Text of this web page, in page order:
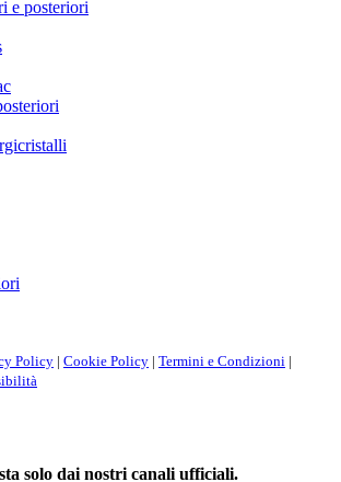
e posteriori
Policy | Cookie Policy | Termini e Condizioni |
solo dai nostri canali ufficiali.